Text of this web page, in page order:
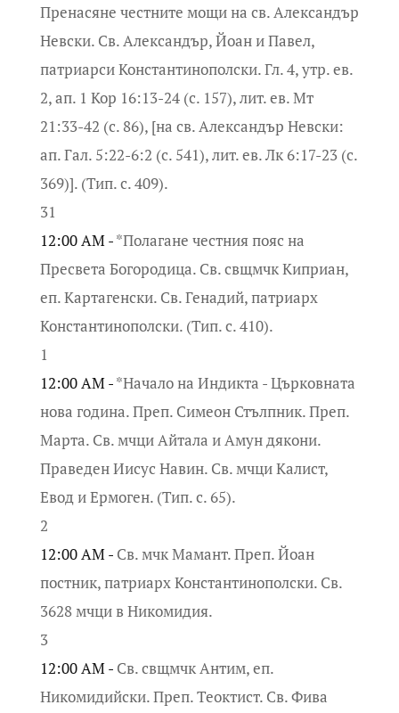
Пренасяне честните мощи на св. Александър
Невски. Св. Александър, Йоан и Павел,
патриарси Константинополски. Гл. 4, утр. ев.
2, ап. 1 Кор 16:13-24 (с. 157), лит. ев. Мт
21:33-42 (с. 86), [на св. Александър Невски:
ап. Гал. 5:22-6:2 (с. 541), лит. ев. Лк 6:17-23 (с.
369)]. (Тип. с. 409).
31
12:00 AM -*Полагане честния пояс на
Пресвета Богородица. Св. свщмчк Киприан,
еп. Картагенски. Св. Генадий, патриарх
Константинополски. (Тип. с. 410).
1
12:00 AM -*Начало на Индикта - Църковната
нова година. Преп. Симеон Стълпник. Преп.
Марта. Св. мчци Айтала и Амун дякони.
Праведен Иисус Навин. Св. мчци Калист,
Евод и Ермоген. (Тип. с. 65).
2
12:00 AM - Св. мчк Мамант. Преп. Йоан
постник, патриарх Константинополски. Св.
3628 мчци в Никомидия.
3
12:00 AM - Св. свщмчк Антим, еп.
Никомидийски. Преп. Теоктист. Св. Фива